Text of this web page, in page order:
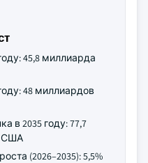
45,8 миллиарда
48 миллиардов
в 2035 году: 77,7
США
(2026–2035): 5,5%